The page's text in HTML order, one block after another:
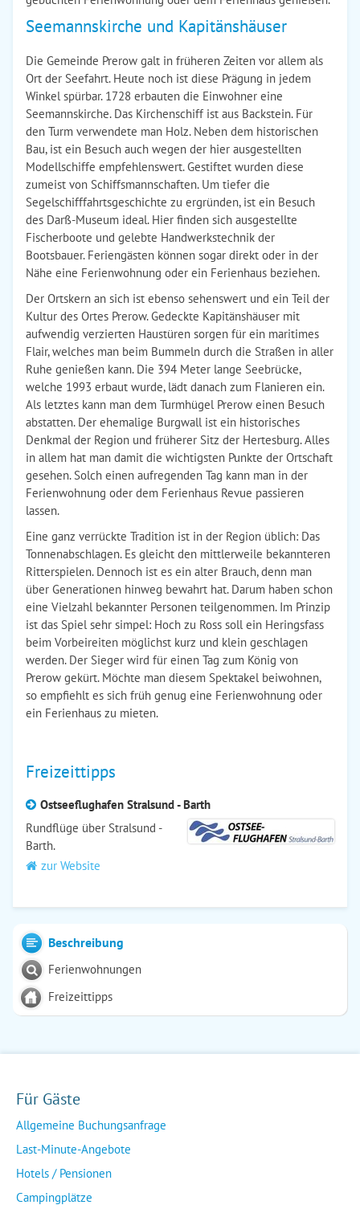
Seemannskirche und Kapitänshäuser
Die Gemeinde Prerow galt in früheren Zeiten vor allem als
Ort der Seefahrt. Heute noch ist diese Prägung in jedem
Winkel spürbar. 1728 erbauten die Einwohner eine
Seemannskirche. Das Kirchenschiff ist aus Backstein. Für
den Turm verwendete man Holz. Neben dem historischen
Bau, ist ein Besuch auch wegen der hier ausgestellten
Modellschiffe empfehlenswert. Gestiftet wurden diese
zumeist von Schiffsmannschaften. Um tiefer die
Segelschifffahrtsgeschichte zu ergründen, ist ein Besuch
des Darß-Museum ideal. Hier finden sich ausgestellte
Fischerboote und gelebte Handwerkstechnik der
Bootsbauer. Feriengästen können sogar direkt oder in der
Nähe eine Ferienwohnung oder ein Ferienhaus beziehen.
Der Ortskern an sich ist ebenso sehenswert und ein Teil der
Kultur des Ortes Prerow. Gedeckte Kapitänshäuser mit
aufwendig verzierten Haustüren sorgen für ein maritimes
Flair, welches man beim Bummeln durch die Straßen in aller
Ruhe genießen kann. Die 394 Meter lange Seebrücke,
welche 1993 erbaut wurde, lädt danach zum Flanieren ein.
Als letztes kann man dem Turmhügel Prerow einen Besuch
abstatten. Der ehemalige Burgwall ist ein historisches
Denkmal der Region und früherer Sitz der Hertesburg. Alles
in allem hat man damit die wichtigsten Punkte der Ortschaft
gesehen. Solch einen aufregenden Tag kann man in der
Ferienwohnung oder dem Ferienhaus Revue passieren
lassen.
Eine ganz verrückte Tradition ist in der Region üblich: Das
Tonnenabschlagen. Es gleicht den mittlerweile bekannteren
Ritterspielen. Dennoch ist es ein alter Brauch, denn man
über Generationen hinweg bewahrt hat. Darum haben schon
eine Vielzahl bekannter Personen teilgenommen. Im Prinzip
ist das Spiel sehr simpel: Hoch zu Ross soll ein Heringsfass
beim Vorbeireiten möglichst kurz und klein geschlagen
werden. Der Sieger wird für einen Tag zum König von
Prerow gekürt. Möchte man diesem Spektakel beiwohnen,
so empfiehlt es sich früh genug eine Ferienwohnung oder
ein Ferienhaus zu mieten.
Freizeittipps
Ostseeflughafen Stralsund - Barth
Rundflüge über Stralsund -
Barth.
zur Website
Beschreibung
Ferienwohnungen
Freizeittipps
Für Gäste
Allgemeine Buchungsanfrage
Last-Minute-Angebote
Hotels / Pensionen
Campingplätze